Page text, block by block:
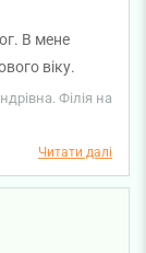
В мене
віку.
(і мого
Філія на
Читати далі